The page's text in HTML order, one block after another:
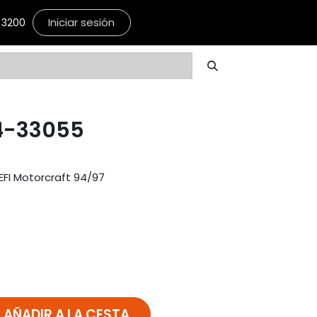
Iniciar sesión
33055
EFI Motorcraft 94/97